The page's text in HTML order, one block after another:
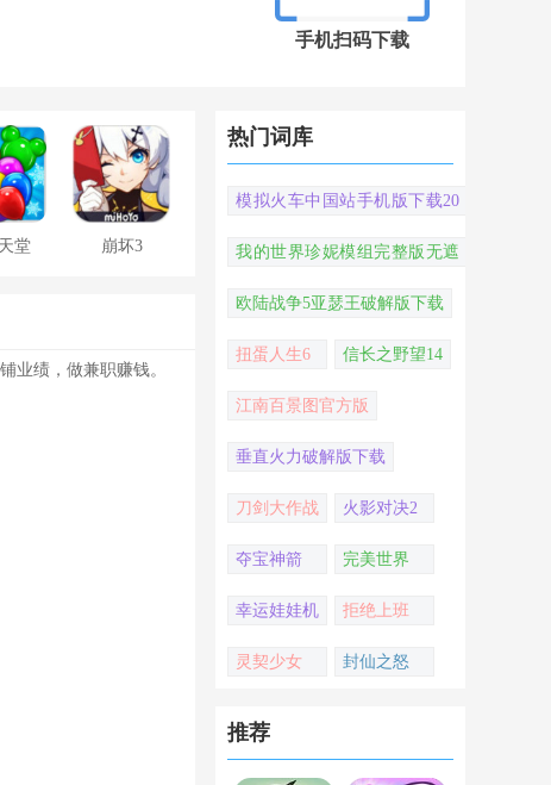
手机扫码下载
堂 崩坏3
业绩，做兼职赚钱。
热门词库
模拟火车中国站手机版下载20
我的世界珍妮模组完整版无遮
欧陆战争5亚瑟王破解版下载
扭蛋人生6 信长之野望14
江南百景图官方版
垂直火力破解版下载
刀剑大作战 火影对决2
夺宝神箭 完美世界
幸运娃娃机 拒绝上班
灵契少女 封仙之怒
推荐